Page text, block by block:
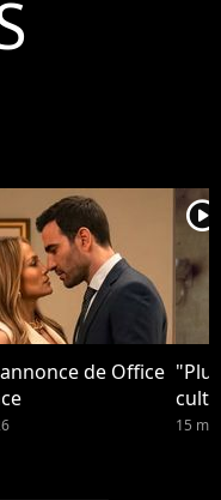
de Office
player2
15